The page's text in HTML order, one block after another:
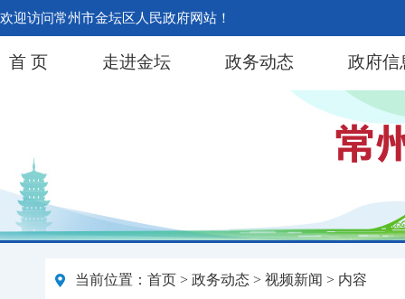
欢迎访问常州市金坛区人民政府网站！
首 页 走进金坛 政务动态 政府信
当前位置： 首页 > 政务动态 > 视频新闻 > 内容